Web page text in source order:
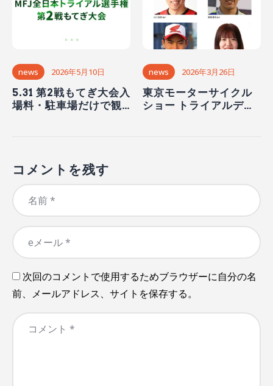
news 2026年5月10日
5.31 第2戦もてぎ大会入
場料・駐車場だけで観
news 2026年3月26日
東京モーターサイクル
ショー トライアルデモ
コメントを残す
次回のコメントで使用するためブラウザーに自分の名
前、メールアドレス、サイトを保存する。